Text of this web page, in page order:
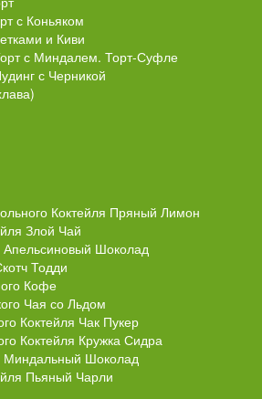
с Коньяком
и Киви
с Миндалем. Торт-Суфле
с Черникой
Коктейля Пряный Лимон
Злой Чай
Шоколад
Тодди
Кофе
Чая со Льдом
Коктейля Чак Пукер
Коктейля Кружка Сидра
Миндальный Шоколад
Пьяный Чарли